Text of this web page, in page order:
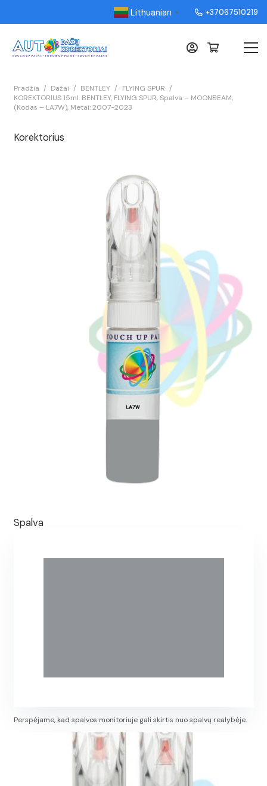
Lithuanian ▼ +37067510219
Pradžia / Dažai / BENTLEY / FLYING SPUR /
KOREKTORIUS 15ml. BENTLEY, FLYING SPUR, Spalva – MOONBEAM,
(Kodas – LA7W), Metai: 2007-2023
Korektorius
Spalva
Perspėjame, kad spalvos monitoriuje gali skirtis nuo spalvų realybėje.